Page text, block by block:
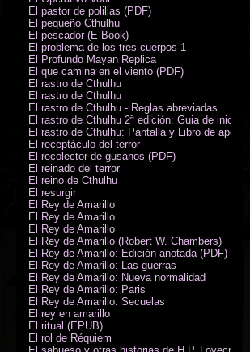
El pastor de polillas (PDF)
El pequeño Cthulhu
El pescador (E-Book)
El problema de los tres cuerpos 1
El Profundo Mayan Replica
El que camina en el viento (PDF)
El rastro de Cthulhu
El rastro de Cthulhu
El rastro de Cthulhu - Reglas abreviadas
El rastro de Cthulhu 2ª edición: Guia de inicio
El rastro de Cthulhu: Pantalla y Libro de apoyo
El receptáculo del terror
El recolector de gusanos (PDF)
El reinado del terror
El reino de Cthulhu
El resurgir
El Rey de Amarillo
El Rey de Amarillo
El Rey de Amarillo
El Rey de Amarillo (Robert W. Chambers)
El Rey de Amarillo: Edición anotada (PDF)
El Rey de Amarillo: Las guerras
El Rey de Amarillo: Nueva normalidad
El Rey de Amarillo: Paris
El Rey de Amarillo: Secuelas
El rey en amarillo
El ritual (EPUB)
El rol de Réquiem